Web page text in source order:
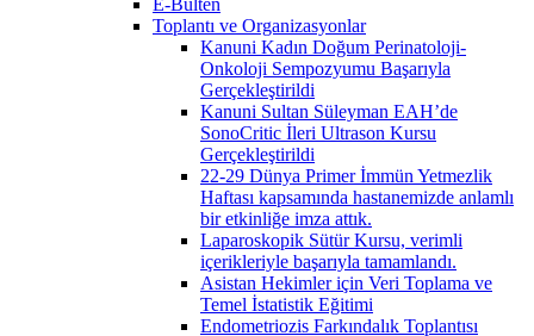
Toplantı ve Organizasyonlar
Kanuni Kadın Doğum Perinatoloji-
Onkoloji Sempozyumu Başarıyla
Gerçekleştirildi
Kanuni Sultan Süleyman EAH’de
SonoCritic İleri Ultrason Kursu
Gerçekleştirildi
22-29 Dünya Primer İmmün Yetmezlik
Haftası kapsamında hastanemizde anlamlı
bir etkinliğe imza attık.
Laparoskopik Sütür Kursu, verimli
içerikleriyle başarıyla tamamlandı.
Asistan Hekimler için Veri Toplama ve
Temel İstatistik Eğitimi
Endometriozis Farkındalık Toplantısı